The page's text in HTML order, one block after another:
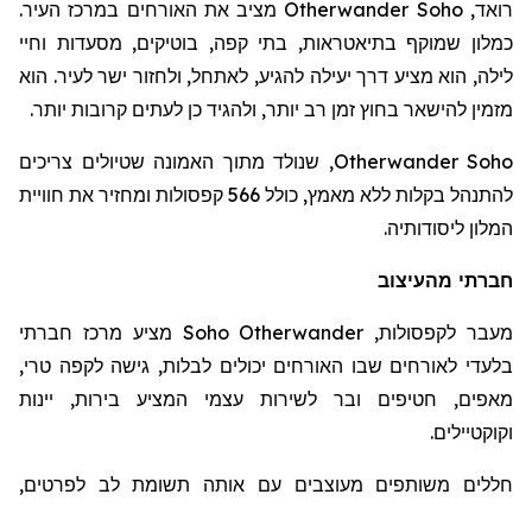
רואד,
Otherwander Soho מציב את האורחים במרכז העיר.
כמלון שמוקף בתיאטראות, בתי קפה, בוטיקים, מסעדות וחיי
לילה, הוא מציע דרך יעילה להגיע, לאתחל, ולחזור ישר לעיר. הוא
מזמין להישאר בחוץ זמן רב יותר, ולהגיד כן לעתים קרובות יותר.
Otherwander Soho, שנולד מתוך האמונה שטיולים צריכים
להתנהל בקלות ללא מאמץ, כולל 566 קפסולות ומחזיר את חוויית
המלון ליסודותיה.
חברתי מהעיצוב
מעבר לקפסולות, Otherwander
Soho מציע מרכז חברתי
בלעדי לאורחים שבו האורחים יכולים לבלות, גישה לקפה טרי,
מאפים, חטיפים ובר לשירות עצמי המציע בירות, יינות
וקוקטיילים.
חללים משותפים מעוצבים עם אותה תשומת לב לפרטים,